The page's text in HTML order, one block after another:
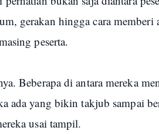
gerakan hingga cara memberi
peserta.
Beberapa di antara mereka
ada yang bikin takjub sampai
usai tampil.